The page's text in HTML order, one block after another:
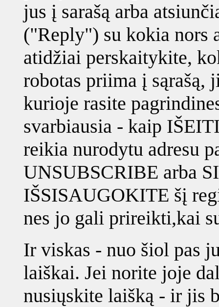
jus į sarašą arba
("Reply") su kokia nors
atidžiai perskaitykite,
robotas priima į sąrašą,
kurioje rasite
svarbiausia - kaip
reikia nurodytu adresu
UNSUBSCRIBE arba
IŠSISAUGOKITE šį
nes jo gali prireikti,kai
Ir viskas - nuo šiol pas
laiškai. Jei norite joje
nusiųskite laišką - ir jis